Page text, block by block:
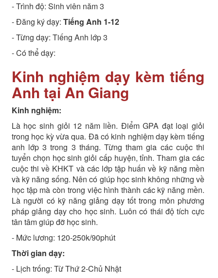
- Trình độ: Sinh viên năm 3
- Đăng ký dạy: Tiếng Anh 1-12
- Từng dạy: Tiếng Anh lớp 3
- Có thể dạy:
Kinh nghiệm dạy kèm tiếng
Anh tại An Giang
Kinh nghiệm:
Là học sinh giỏi 12 năm liền. Điểm GPA đạt loại giỏi
trong học kỳ vừa qua. Đã có kinh nghiệm dạy kèm tiếng
anh lớp 3 trong 3 tháng. Từng tham gia các cuộc thi
tuyển chọn học sinh giỏi cấp huyện, tỉnh. Tham gia các
cuộc thi về KHKT và các lớp tập huấn về kỹ năng mền
và kỹ năng sống. Nên có giúp học sinh không những về
học tập mà còn trong việc hình thành các kỹ năng mền.
Là người có kỹ năng giảng dạy tốt trong môn phương
pháp giảng dạy cho học sinh. Luôn có thái độ tích cực
tân tâm giúp đỡ học sinh.
- Mức lương: 120-250k/90phút
Thời gian dạy:
- Lịch trống: Từ Thứ 2-Chủ Nhật